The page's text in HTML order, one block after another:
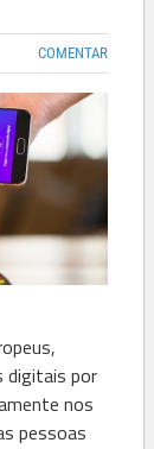
COMENTAR
digitais por
nos
pessoas